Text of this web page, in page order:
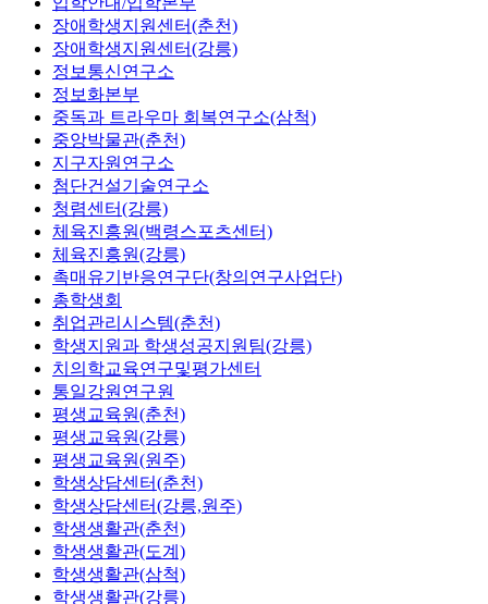
장애학생지원센터(춘천)
장애학생지원센터(강릉)
정보통신연구소
정보화본부
중독과 트라우마 회복연구소(삼척)
중앙박물관(춘천)
지구자원연구소
첨단건설기술연구소
청렴센터(강릉)
체육진흥원(백령스포츠센터)
체육진흥원(강릉)
촉매유기반응연구단(창의연구사업단)
총학생회
취업관리시스템(춘천)
학생지원과 학생성공지원팀(강릉)
치의학교육연구및평가센터
통일강원연구원
평생교육원(춘천)
평생교육원(강릉)
평생교육원(원주)
학생상담센터(춘천)
학생상담센터(강릉,원주)
학생생활관(춘천)
학생생활관(도계)
학생생활관(삼척)
학생생활관(강릉)